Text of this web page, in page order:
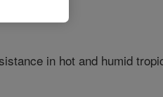
in hot and humid